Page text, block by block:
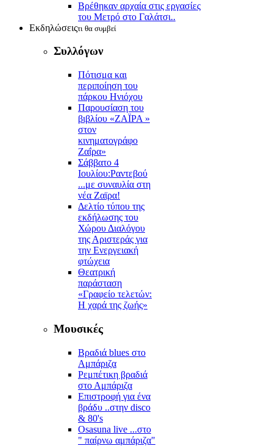
Βρέθηκαν αρχαία στις εργασίες
του Μετρό στο Γαλάτσι..
Εκδηλώσειςτι θα συμβεί
Συλλόγων
Πότισμα και
περιποίηση του
πάρκου Ηνιόχου
Παρουσίαση του
βιβλίου «ΖΑΪΡΑ »
στον
κινηματογράφο
Ζαΐρα»
Σάββατο 4
Ιουλίου:Ραντεβού
...με συναυλία στη
νέα Ζαϊρα!
Δελτίο τύπου της
εκδήλωσης του
Χώρου Διαλόγου
της Αριστεράς για
την Ενεργειακή
φτώχεια
Θεατρική
παράσταση
«Γραφείο τελετών:
Η χαρά της ζωής»
Μουσικές
Βραδιά blues στο
Αμπάριζα
Ρεμπέτικη βραδιά
στο Αμπάριζα
Επιστροφή για ένα
βράδυ ..στην disco
& 80's
Osasuna live ...στο
" παίρνω αμπάριζα"